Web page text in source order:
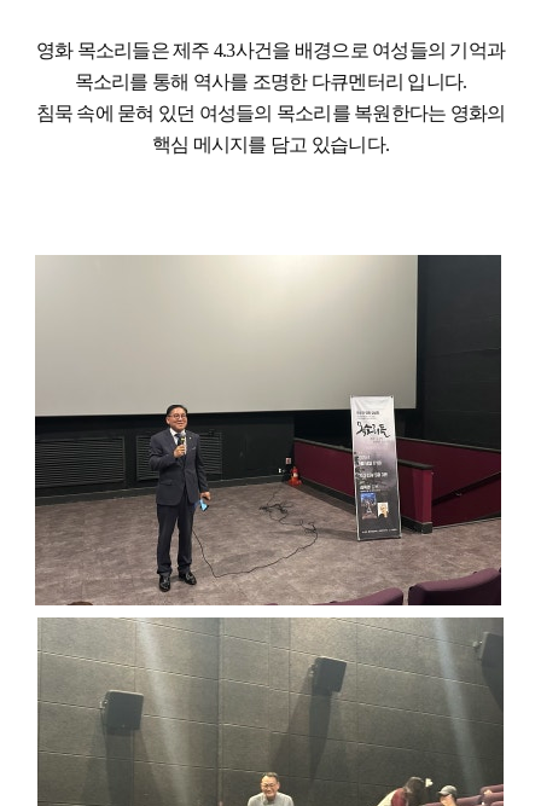
영화 목소리들은 제주 4.3사건을 배경으로 여성들의 기억과
목소리를 통해 역사를 조명한 다큐멘터리 입니다.
침묵 속에 묻혀 있던 여성들의 목소리를 복원한다는 영화의
핵심 메시지를 담고 있습니다.